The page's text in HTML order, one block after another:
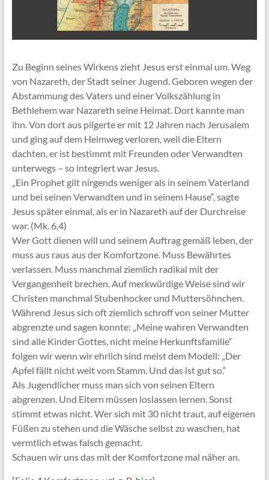
Zu Beginn seines Wirkens zieht Jesus erst einmal um. Weg
von Nazareth, der Stadt seiner Jugend. Geboren wegen der
Abstammung des Vaters und einer Volkszählung in
Bethlehem war Nazareth seine Heimat. Dort kannte man
ihn. Von dort aus pilgerte er mit 12 Jahren nach Jerusalem
und ging auf dem Heimweg verloren, weil die Eltern
dachten, er ist bestimmt mit Freunden oder Verwandten
unterwegs – so integriert war Jesus.
„Ein Prophet gilt nirgends weniger als in seinem Vaterland
und bei seinen Verwandten und in seinem Hause“, sagte
Jesus später einmal, als er in Nazareth auf der Durchreise
war. (Mk. 6,4)
Wer Gott dienen will und seinem Auftrag gemäß leben, der
muss aus raus aus der Komfortzone. Muss Bewährtes
verlassen. Muss manchmal ziemlich radikal mit der
Vergangenheit brechen. Auf merkwürdige Weise sind wir
Christen manchmal Stubenhocker und Muttersöhnchen.
Während Jesus sich oft ziemlich schroff von seiner Mutter
abgrenzte und sagen konnte: „Meine wahren Verwandten
sind alle Kinder Gottes, nicht meine Herkunftsfamilie“
folgen wir wenn wir ehrlich sind meist dem Modell: „Der
Apfel fällt nicht weit vom Stamm. Und das ist gut so.“
Als Jugendlicher muss man sich von seinen Eltern
abgrenzen. Und Eltern müssen loslassen lernen. Sonst
stimmt etwas nicht. Wer sich mit 30 nicht traut, auf eigenen
Füßen zu stehen und die Wäsche selbst zu waschen, hat
vermtlich etwas falsch gemacht.
Schauen wir uns das mit der Komfortzone mal näher an.